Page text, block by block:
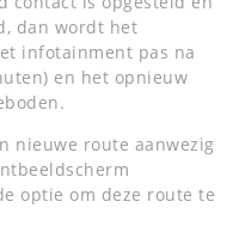
dan wordt het
infotainment pas na
en het opnieuw
nieuwe route aanwezig
optie om deze route te